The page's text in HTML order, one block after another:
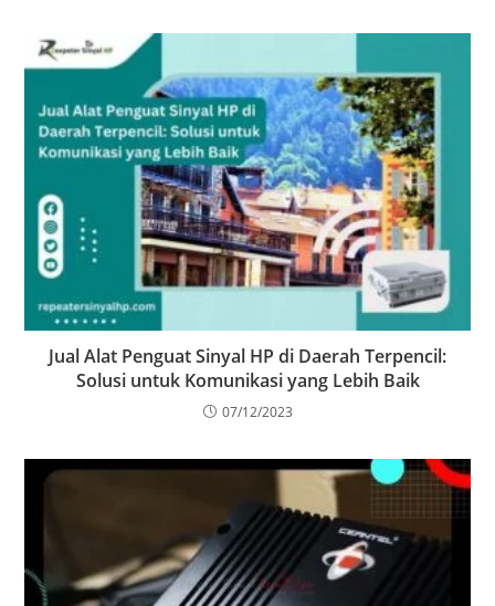
Jual Alat Penguat Sinyal HP di Daerah Terpencil:
Solusi untuk Komunikasi yang Lebih Baik
07/12/2023